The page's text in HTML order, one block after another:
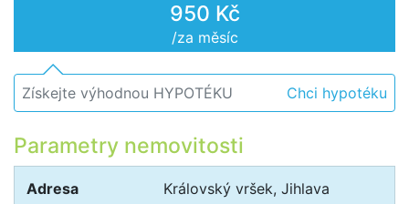
950 Kč
/za měsíc
Získejte výhodnou HYPOTÉKU Chci hypotéku
Parametry nemovitosti
Adresa
Královský vršek, Jihlava